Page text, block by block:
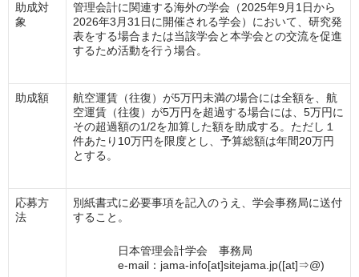
助成対
象
管理会計に関連する海外の学会（2025年9月1日から
2026年3月31日に開催される学会）において、研究発
表をする場合または当該学会と本学会との交流を促進
するため活動を行う場合。
助成額
航空運賃（往復）が5万円未満の場合には全額を、航
空運賃（往復）が5万円を超過する場合には、5万円に
その超過額の1/2を加算した額を助成する。ただし１
件あたり10万円を限度とし、予算総額は年間20万円
とする。
応募方
法
別紙書式に必要事項を記入のうえ、学会事務局に送付
すること。
日本管理会計学会 事務局
e-mail：jama-info[at]sitejama.jp([at]⇒@)